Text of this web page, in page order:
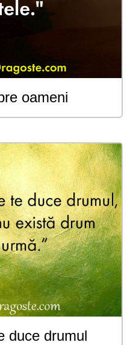
oameni
duce drumul